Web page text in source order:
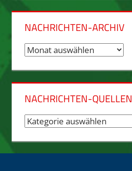
NACHRICHTEN-ARCHIV
Nachrichten-
NACHRICHTEN-QUELLEN
Nachrichten-